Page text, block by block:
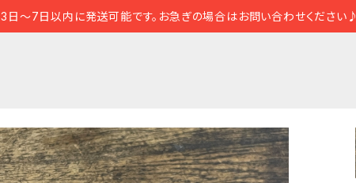
3日～7日以内に発送可能です。お急ぎの場合はお問い合わせください♪